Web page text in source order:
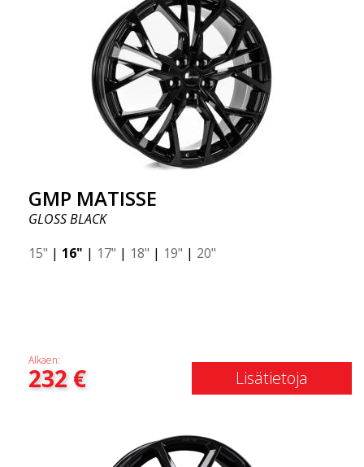
GMP MATISSE
GLOSS BLACK
15" | 16" | 17" | 18" | 19" | 20"
Alkaen:
232€ Lisätietoja